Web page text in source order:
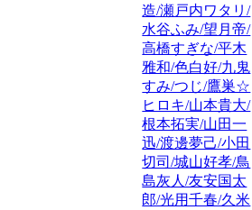
造/瀬戸内ワタリ/
水谷ふみ/望月帝/
高橋すぎな/平木
雅和/色白好/九鬼
すみ/つじ/鷹巣☆
ヒロキ/山本貴大/
根本拓実/山田一
迅/渡邊夢己/小田
切司/城山好孝/鳥
島灰人/友安国太
郎/光用千春/久米